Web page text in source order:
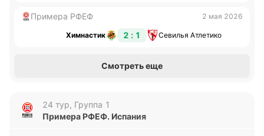
Примера РФЕФ 2 мая 2026
Химнастик 2 : 1 Севилья Атлетико
Смотреть еще
24 тур, Группа 1
Примера РФЕФ. Испания